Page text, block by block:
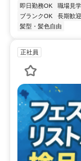
即日勤務OK
職場見
ブランクOK
長期歓迎
髪型・髪色自由
正社員